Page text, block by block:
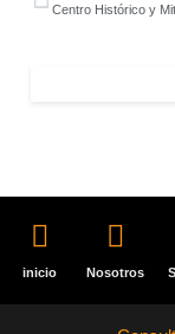
inicio Nosotros